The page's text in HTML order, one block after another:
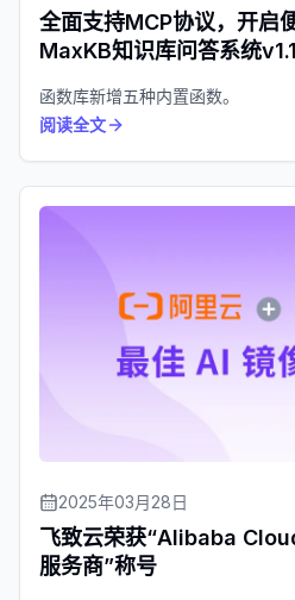
全面支持MCP协议，开启
MaxKB知识库问答系统
函数库新增五种内置函数。
阅读全文
2025年03月28日
飞致云荣获“Alibaba
服务商”称号